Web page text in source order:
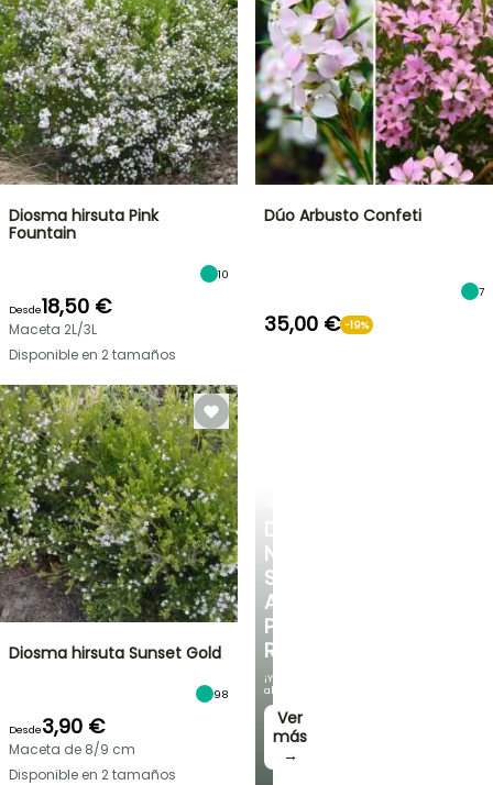
DESCUBRE
NUESTRA
SELECCIÓN
A
PRECIOS
REDUCIDOS
¡Y
ahorra!
Ver
más
→
Diosma hirsuta Pink
Fountain
10
Desde18,50 €
Maceta 2L/3L
Disponible en 2 tamaños
Dúo Arbusto Confeti
7
35,00 € -19%
Diosma hirsuta Sunset Gold
98
Desde3,90 €
Maceta de 8/9 cm
Disponible en 2 tamaños